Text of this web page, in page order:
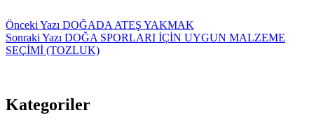
Önceki Yazı DOĞADA ATEŞ YAKMAK
Sonraki Yazı DOĞA SPORLARI İÇİN UYGUN MALZEME
SEÇİMİ (TOZLUK)
Kategoriler